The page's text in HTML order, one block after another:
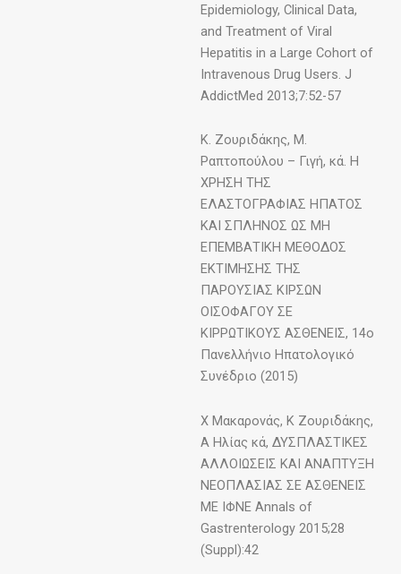
Epidemiology, Clinical Data,
and Treatment of Viral
Hepatitis in a Large Cohort of
Intravenous Drug Users. J
AddictMed 2013;7:52-57
Κ. Ζουριδάκης, Μ.
Ραπτοπούλου – Γιγή, κά. Η
ΧΡΗΣΗ ΤΗΣ
ΕΛΑΣΤΟΓΡΑΦΙΑΣ ΗΠΑΤΟΣ
ΚΑΙ ΣΠΛΗΝΟΣ ΩΣ ΜΗ
ΕΠΕΜΒΑΤΙΚΗ ΜΕΘΟΔΟΣ
ΕΚΤΙΜΗΣΗΣ ΤΗΣ
ΠΑΡΟΥΣΙΑΣ ΚΙΡΣΩΝ
ΟΙΣΟΦΑΓΟΥ ΣΕ
ΚΙΡΡΩΤΙΚΟΥΣ ΑΣΘΕΝΕΙΣ, 14ο
Πανελλήνιο Ηπατολογικό
Συνέδριο (2015)
Χ Μακαρονάς, K Ζουριδάκης,
Α Ηλίας κά, ΔΥΣΠΛΑΣΤΙΚΕΣ
ΑΛΛΟΙΩΣΕΙΣ ΚΑΙ ΑΝΑΠΤΥΞΗ
ΝΕΟΠΛΑΣΙΑΣ ΣΕ ΑΣΘΕΝΕΙΣ
ΜΕ ΙΦΝΕ Annals of
Gastrenterology 2015;28
(Suppl):42